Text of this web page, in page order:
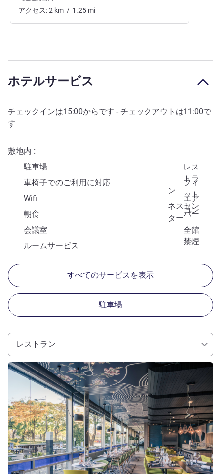
アクセス:2 km / 1.25 mi
ホテルサービス
チェックインは15:00からです - チェックアウトは11:00で
す
敷地内
駐車場
レス
トラ
ン
車椅子でのご利用に対応
フィ
ット
ネスセン
ター
Wifi
エア
コン
朝食
バー
会議室
全館
禁煙
ルームサービス
すべてのサービスを表示
駐車場
レストラン
詳細を表示